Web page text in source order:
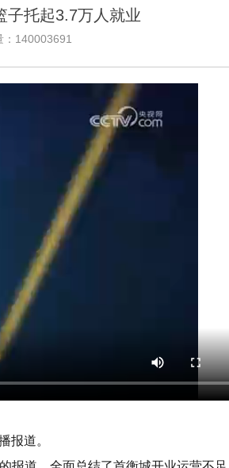
子托起3.7万人就业
140003691
报道。